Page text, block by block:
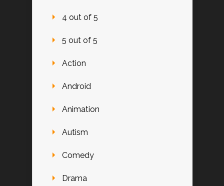
4 out of 5
5 out of 5
Action
Android
Animation
Autism
Comedy
Drama